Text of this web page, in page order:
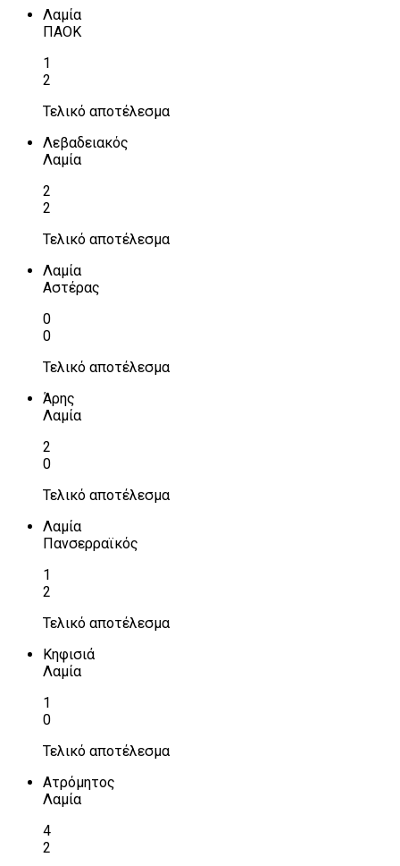
Λαμία
ΠΑΟΚ
1
2
Τελικό αποτέλεσμα
Λεβαδειακός
Λαμία
2
2
Τελικό αποτέλεσμα
Λαμία
Αστέρας
0
0
Τελικό αποτέλεσμα
Άρης
Λαμία
2
0
Τελικό αποτέλεσμα
Λαμία
Πανσερραϊκός
1
2
Τελικό αποτέλεσμα
Κηφισιά
Λαμία
1
0
Τελικό αποτέλεσμα
Ατρόμητος
Λαμία
4
2